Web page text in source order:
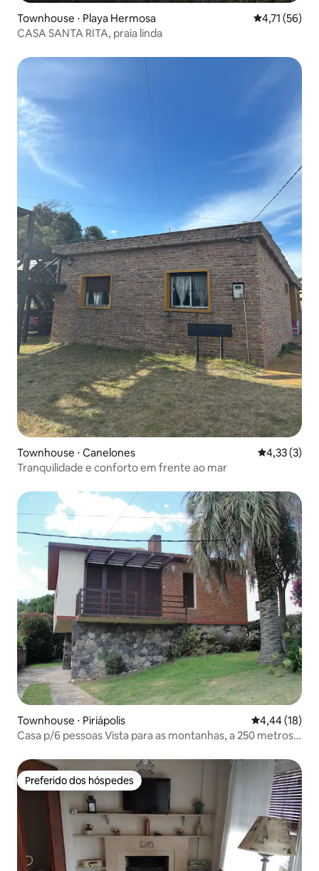
Townhouse ⋅ Playa Hermosa 4,71 de uma
4,71 (56)
CASA SANTA RITA, praia linda
Townhouse ⋅ Canelones 4,33 de
4,33 (3)
Tranquilidade e conforto em frente ao mar
Townhouse ⋅ Piriápolis 4,44 de uma
4,44 (18)
Casa p/6 pessoas Vista para as montanhas, a 250 metros
Preferido dos hóspedes
Preferido dos hóspedes